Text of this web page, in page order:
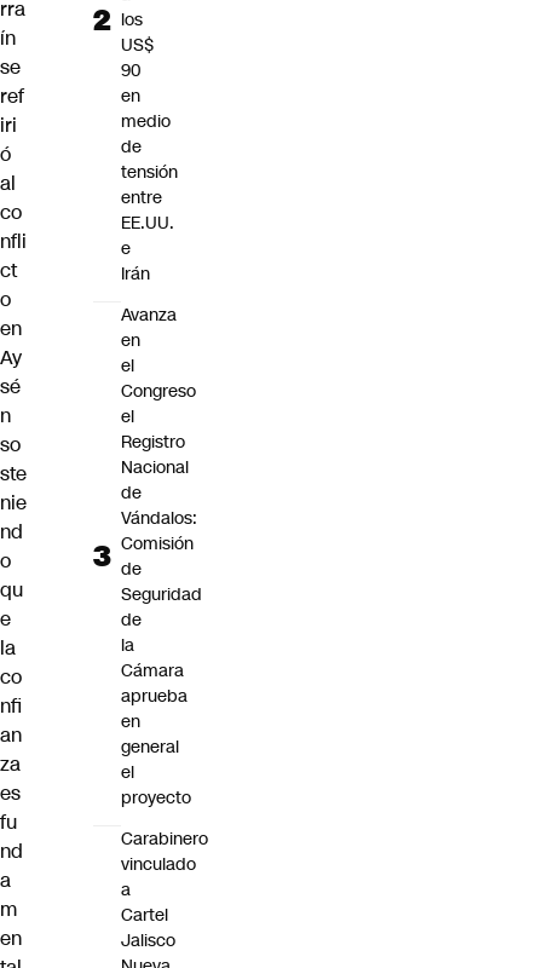
rra
ín
se
ref
iri
ó
al
co
nfli
ct
o
en
Ay
sé
n
so
ste
nie
nd
o
qu
e
la
co
nfi
an
za
es
fu
nd
a
m
en
los
US$
90
en
medio
de
tensión
entre
EE.UU.
e
Irán
Avanza
en
el
Congreso
el
Registro
Nacional
de
Vándalos:
Comisión
de
Seguridad
de
la
Cámara
aprueba
en
general
el
proyecto
Carabinero
vinculado
a
Cartel
Jalisco